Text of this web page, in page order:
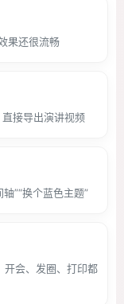
果还很流畅
接导出演讲视频
”“换个蓝色主题”
开会、发圈、打印都